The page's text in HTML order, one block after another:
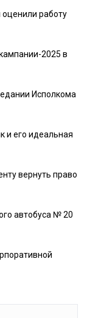
работу
2025 в
Исполкома
и его идеальная
вернуть право
автобуса № 20